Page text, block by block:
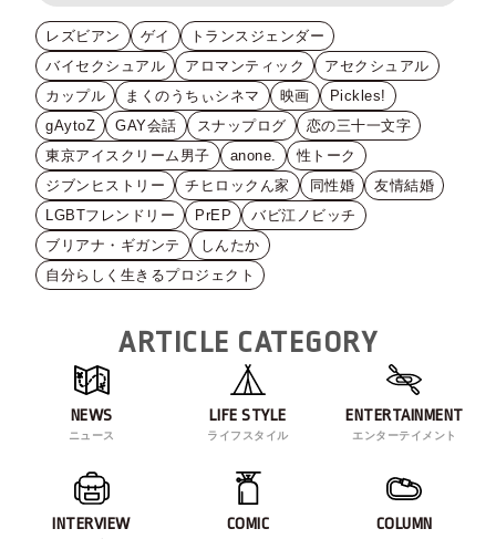
レズビアン ゲイ
トランスジェンダー
バイセクシュアル
アロマンティック
アセクシュアル
カップル
まくのうちぃシネマ 映画
Pickles!
gAytoZ
GAY会話 スナップログ
恋の三十一文字
東京アイスクリーム男子
anone.
性トーク
ジブンヒストリー
チヒロックん家 同性婚
友情結婚
LGBTフレンドリー
PrEP
バビ江ノビッチ
ブリアナ・ギガンテ
しんたか
自分らしく生きるプロジェクト
ARTICLE CATEGORY
NEWS
ニュース
LIFE STYLE
ライフスタイル
ENTERTAINMENT
エンターテイメント
INTERVIEW COMIC COLUMN